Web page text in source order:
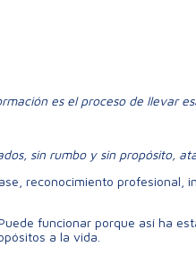
es el proceso de llevar
sin rumbo y sin propósito,
reconocimiento profesional,
funcionar porque así ha
a la vida.